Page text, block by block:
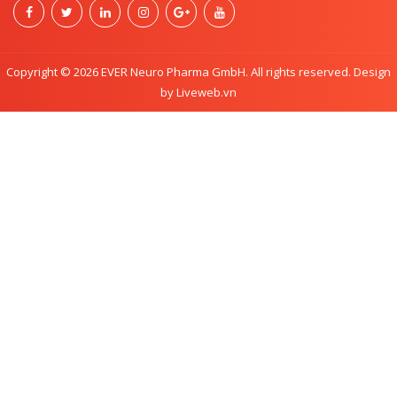
Copyright © 2026 EVER Neuro Pharma GmbH. All rights reserved. Design
by Liveweb.vn